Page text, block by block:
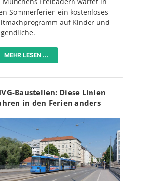
Sommerferien ein kostenloses
auf Kinder und
MEHR LESEN ...
Baustellen: Diese Linien
in den Ferien anders